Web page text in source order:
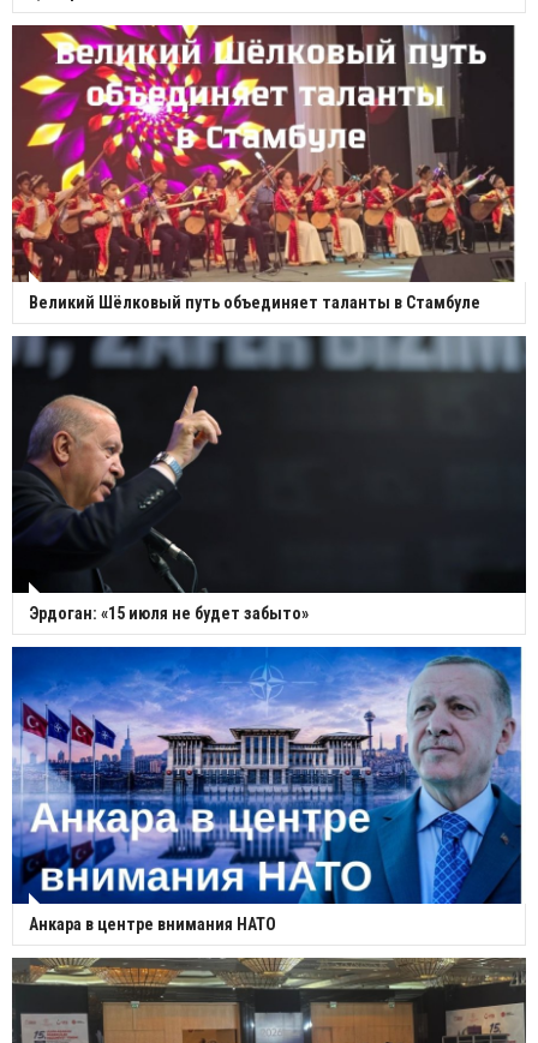
Великий Шёлковый путь объединяет таланты в Стамбуле
Эрдоган: «15 июля не будет забыто»
Анкара в центре внимания НАТО